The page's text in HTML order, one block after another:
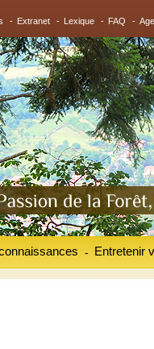
- Extranet - Lexique - FAQ -
Entretenir
-